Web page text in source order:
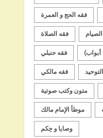
فقه الحج و العمرة
فقه الصلاة
فقه حنبلي أبواب)
فقه مالكي
متون وكتب صوتية
موطأ الإمام مالك
وصايا و حِكم